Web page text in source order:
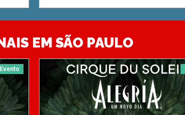
EM SÃO PAULO
Evento